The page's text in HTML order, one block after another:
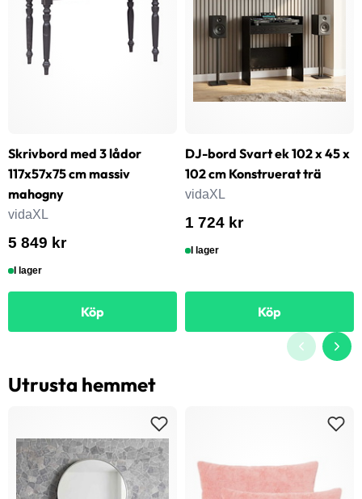
Skrivbord med 3 lådor
117x57x75 cm massiv
mahogny
vidaXL
5 849 kr
I lager
Köp
DJ-bord Svart ek 102 x 45 x
102 cm Konstruerat trä
vidaXL
1 724 kr
I lager
Köp
Utrusta hemmet